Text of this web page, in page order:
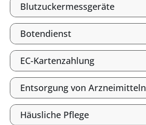
Blutzuckermessgeräte
Botendienst
EC-Kartenzahlung
Entsorgung von Arzneimitteln
Häusliche Pflege